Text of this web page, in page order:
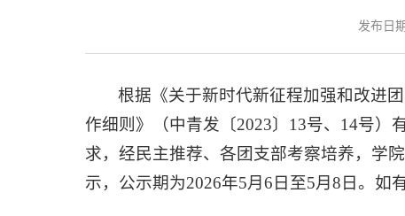
发布日
根据《关于新时代新征程加强和改进
作细则》（中青发〔2023〕13号、14号）
求，经民主推荐、各团支部考察培养，学
示，公示期为2026年5月6日至5月8日。如